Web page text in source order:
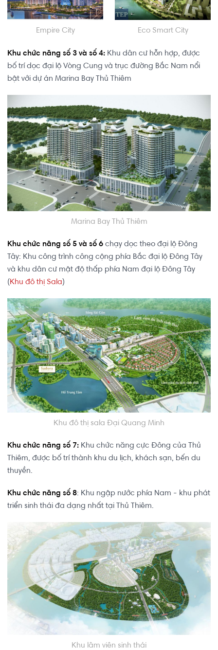
Empire City Eco Smart City
Khu chức năng số 3 và số 4: Khu dân cư hỗn hợp, được
bố trí dọc đại lộ Vòng Cung và trục đường Bắc Nam nổi
bật với dự án Marina Bay Thủ Thiêm
Marina Bay Thủ Thiêm
Khu chức năng số 5 và số 6 chạy dọc theo đại lộ Đông
Tây: Khu công trình công cộng phía Bắc đại lộ Đông Tây
và khu dân cư mật độ thấp phía Nam đại lộ Đông Tây
(Khu đô thị Sala)
Khu đô thị sala Đại Quang Minh
Khu chức năng số 7: Khu chức năng cực Đông của Thủ
Thiêm, được bố trí thành khu du lịch, khách sạn, bến du
thuyền.
Khu chức năng số 8: Khu ngập nước phía Nam - khu phát
triển sinh thái đa dạng nhất tại Thủ Thiêm.
Khu lâm viên sinh thái